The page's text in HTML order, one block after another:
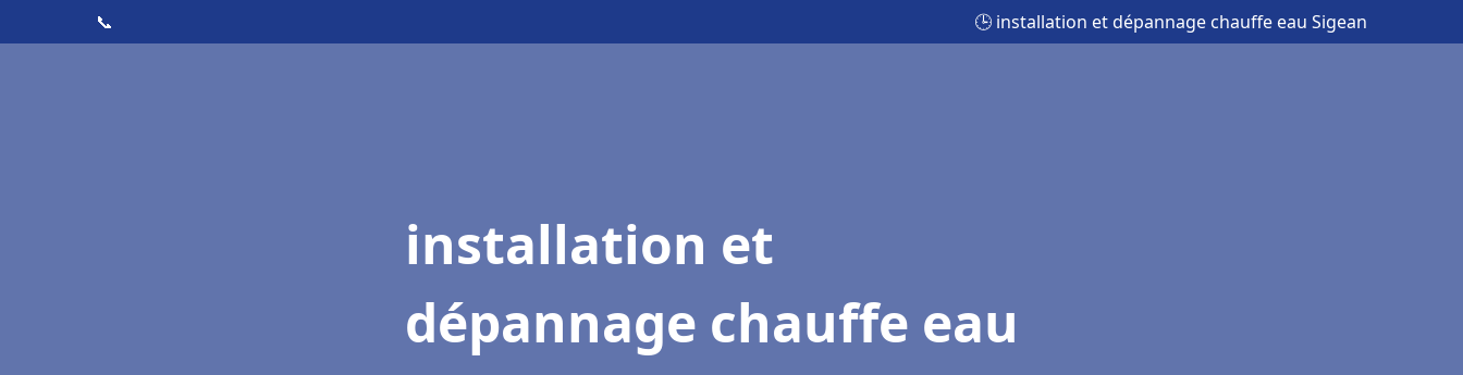
📞 🕒 installation et dépannage chauffe eau Sigean
installation et
dépannage chauffe eau